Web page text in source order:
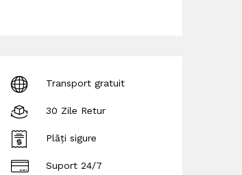
Transport gratuit
30 Zile Retur
Plăți sigure
Suport 24/7